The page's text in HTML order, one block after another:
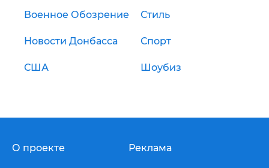
Военное Обозрение Стиль
Новости Донбасса Спорт
США Шоубиз
О проекте Реклама